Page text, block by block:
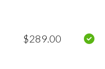
$289 00